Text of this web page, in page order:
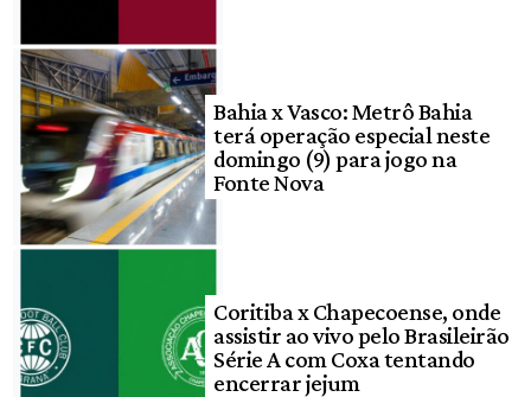
Bahia x Vasco: Metrô Bahia
terá operação especial neste
domingo (9) para jogo na
Fonte Nova
Coritiba x Chapecoense, onde
assistir ao vivo pelo Brasileirão
Série A com Coxa tentando
encerrar jejum